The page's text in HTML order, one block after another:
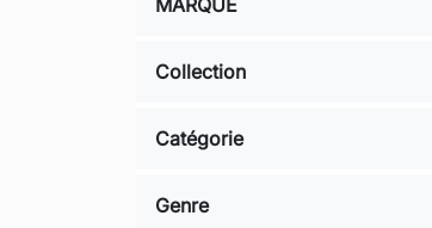
MARQUE
Collection
Catégorie
Genre